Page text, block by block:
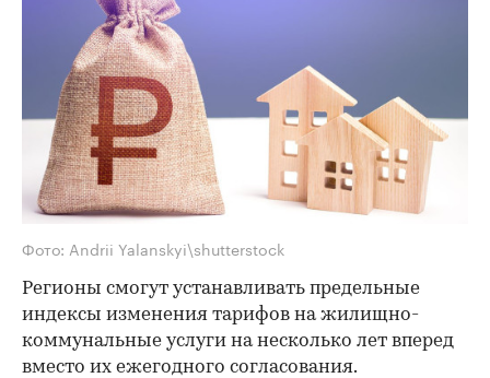
Фото: Andrii Yalanskyi\shutterstock
Регионы смогут устанавливать предельные
индексы изменения тарифов на жилищно-
коммунальные услуги на несколько лет вперед
вместо их ежегодного согласования.